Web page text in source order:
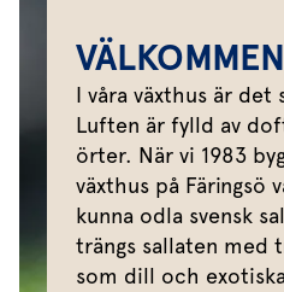
I våra växthus är det
Luften är fylld av
örter. När vi 1983
växthus på Färingsö
kunna odla svensk
trängs sallaten med
som dill och